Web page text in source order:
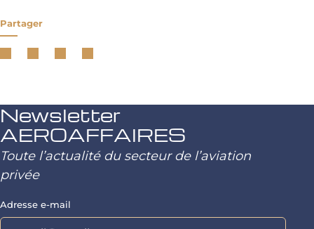
Partager
Newsletter
AEROAFFAIRES
Toute l’actualité du secteur de l’aviation
privée
Adresse e-mail